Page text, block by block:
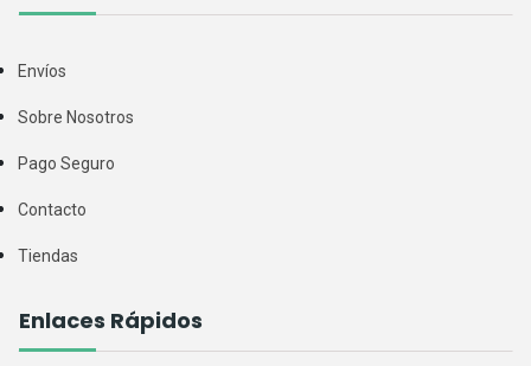
Envíos
Sobre Nosotros
Pago Seguro
Contacto
Tiendas
Enlaces Rápidos